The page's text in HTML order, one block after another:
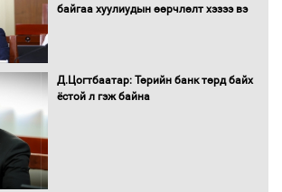
Засгийн газрын ээлжит хуралдаан
байгаа хуулиудын өөрчлөлт хэзээ вэ
Д.Цогтбаатар: Төрийн банк төрд байх
ёстой л гэж байна